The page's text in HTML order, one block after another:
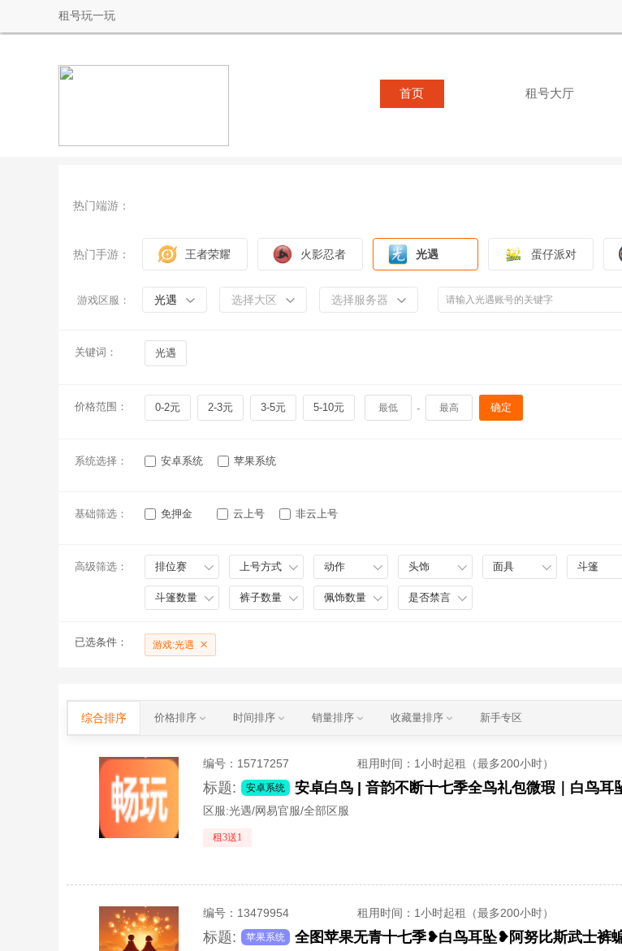
租号玩一玩
首页 租号大厅
热门端游：
热门手游： 王者荣耀 火影忍者 光遇 蛋仔派对
游戏区服： 光遇 选择大区 选择服务器
关键词： 光遇
价格范围： 0-2元 2-3元 3-5元 5-10元 - 确定
系统选择： 安卓系统 苹果系统
基础筛选： 免押金 云上号 非云上号
高级筛选： 排位赛 上号方式 动作 头饰 面具 斗篷
斗篷数量 裤子数量 佩饰数量 是否禁言
已选条件： 游戏:光遇
综合排序 价格排序 时间排序 销量排序 收藏量排序 新手专区
编号： 15717257 租用时间 ：1小时起租（最多200小时）
标题: 安卓系统
区服:光遇/网易官服/全部区服
租3送1
编号： 13479954 租用时间 ：1小时起租（最多200小时）
标题: 苹果系统